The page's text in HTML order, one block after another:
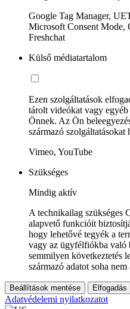
Google Tag Manager,
Microsoft Consent Mode,
Freshchat
Külső médiatartalom
Ezen szolgáltatások
tárolt videókat vagy
Önnek. Az Ön
származó
Vimeo, YouTube
Szükséges
Mindig aktív
A technikailag szükséges
alapvető funkcióit
hogy lehetővé tegyék a
vagy az ügyfélfiókba való
semmilyen következtetés
származó adatot soha
Beállítások mentése Elfogadás
Adatvédelemi nyilatkozatot